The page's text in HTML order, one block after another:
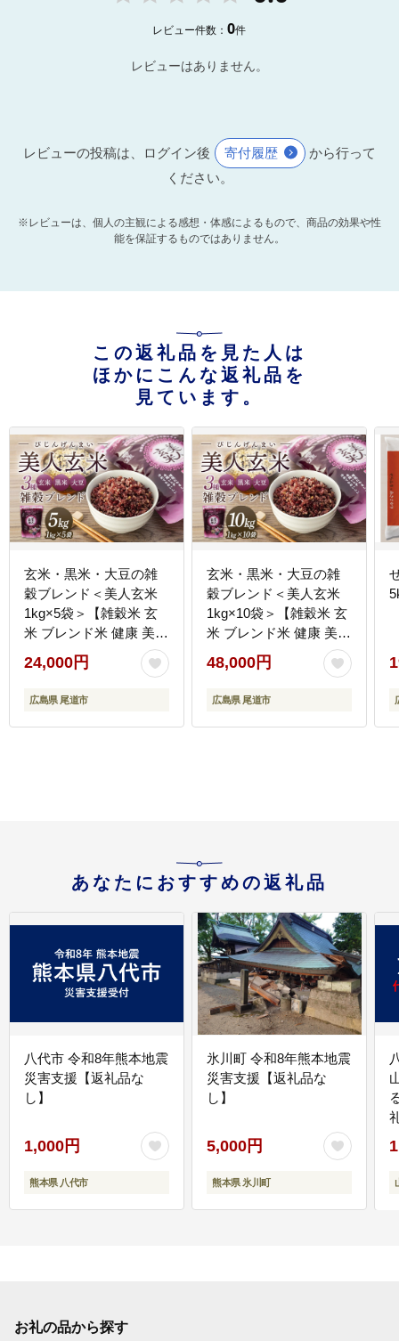
レビュー件数：0件
レビューはありません。
レビューの投稿は、ログイン後 寄付履歴
から行って
ください。
※レビューは、個人の主観による感想・体感によるもので、商品の効果や性
能を保証するものではありません。
この返礼品を見た人は
ほかにこんな返礼品を
見ています。
玄米・黒米・大豆の雑
穀ブレンド＜美人玄米
1kg×5袋＞【雑穀米 玄
米 ブレンド米 健康 美容
お米 ごはん 広島 食物繊
維 大豆イソフラボン 人
気 おすすめ 尾道市】
24,000円
広島県 尾道市
玄米・黒米・大豆の雑
穀ブレンド＜美人玄米
1kg×10袋＞【雑穀米 玄
米 ブレンド米 健康 美容
お米 ごはん 広島 食物繊
維 大豆イソフラボン 人
気 おすすめ 尾道市】
48,000円
広島県 尾道市
あなたにおすすめの返礼品
八代市 令和8年熊本地震
災害支援【返礼品な
し】
1,000円
熊本県 八代市
氷川町 令和8年熊本地震
災害支援【返礼品な
し】
5,000円
熊本県 氷川町
お礼の品から探す